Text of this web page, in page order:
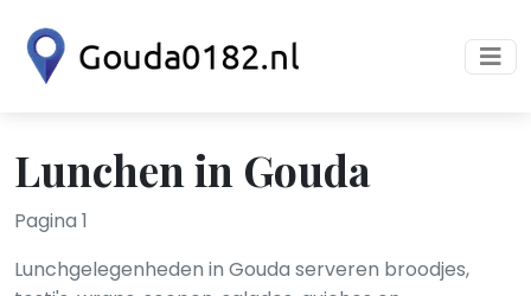
Lunchen in Gouda
Pagina 1
Lunchgelegenheden in Gouda serveren broodjes,